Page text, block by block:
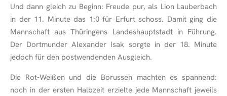
Und dann gleich zu Beginn: Freude pur, als Lion Lauberbach
in der 11. Minute das 1:0 für Erfurt schoss. Damit ging die
Mannschaft aus Thüringens Landeshauptstadt in Führung.
Der Dortmunder Alexander Isak sorgte in der 18. Minute
jedoch für den postwendenden Ausgleich.
Die Rot-Weißen und die Borussen machten es spannend:
noch in der ersten Halbzeit erzielte jede Mannschaft jeweils